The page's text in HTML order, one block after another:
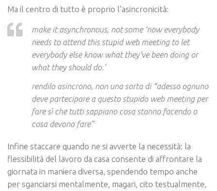
Ma il centro di tutto è proprio l’asincronicità:
make it asynchronous, not some ‘now everybody
needs to attend this stupid web meeting to let
everybody else know what they’ve been doing or
what they should do.’
rendilo asincrono, non una sorta di “adesso ognuno
deve partecipare a questo stupido web meeting per
fare sì che tutti sappiano cosa stanno facendo o
cosa devono fare”
Infine staccare quando ne si avverte la necessità: la
flessibilità del lavoro da casa consente di affrontare la
giornata in maniera diversa, spendendo tempo anche
per sganciarsi mentalmente, magari, cito testualmente,